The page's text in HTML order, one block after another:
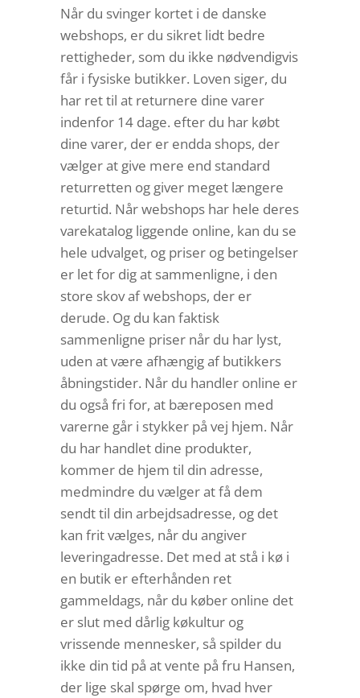
Når du svinger kortet i de danske
webshops, er du sikret lidt bedre
rettigheder, som du ikke nødvendigvis
får i fysiske butikker. Loven siger, du
har ret til at returnere dine varer
indenfor 14 dage. efter du har købt
dine varer, der er endda shops, der
vælger at give mere end standard
returretten og giver meget længere
returtid. Når webshops har hele deres
varekatalog liggende online, kan du se
hele udvalget, og priser og betingelser
er let for dig at sammenligne, i den
store skov af webshops, der er
derude. Og du kan faktisk
sammenligne priser når du har lyst,
uden at være afhængig af butikkers
åbningstider. Når du handler online er
du også fri for, at bæreposen med
varerne går i stykker på vej hjem. Når
du har handlet dine produkter,
kommer de hjem til din adresse,
medmindre du vælger at få dem
sendt til din arbejdsadresse, og det
kan frit vælges, når du angiver
leveringadresse. Det med at stå i kø i
en butik er efterhånden ret
gammeldags, når du køber online det
er slut med dårlig køkultur og
vrissende mennesker, så spilder du
ikke din tid på at vente på fru Hansen,
der lige skal spørge om, hvad hver